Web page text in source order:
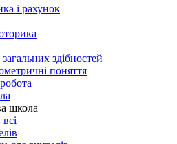
і рахунок
здібностей
поняття
школа